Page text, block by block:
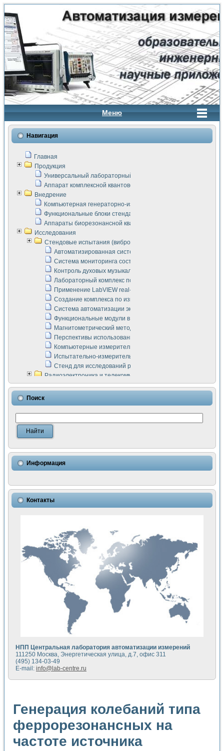
Меню
Навигация
Главная
Продукция
Универсальный лабораторный стенд "Сигнал-USB"
Аппарат комплексной квантовой терапии Интроскан
Внедрение
Компьютерная генераторно-измерительная система
Функциональные блоки стенда "Сигнал-USB"
Аппараты биорезонансной квантовой терапии серии СКАН
Исследования
Стендовые испытания (виброакустика, тензометрия и т.п.)
Автоматизированная система измерения параметров
Система мониторинга состояния тяговых
Контроль духовых музыкальных инструментов
Лабораторный комплекс по исследованию элементной
Применение LabVIEW real-time module для
Создание комплекса по измерению скорости подвижного
Система автоматизации экспериментальных
Функциональные модули в стандарте Nl SCXI для
Магнитометрический метод в дефектоскопии сварных
Перспективы использования машинного зрения в
Компьютерные измерительные системы для
Испытательно-измерительный комплекс аппаратуры для
Стенд для исследований рабочих процессов ДВС в
Радиоэлектроника и телекоммуникации
LabVIEW в расчетах радиолиний систем передачи данных
Аппаратно-программный комплекс для исследования
Виртуальный лабораторный стенд для исследования
Измерение шумовых параметров операционных
Измерительный преобразователь на основе цифровой
Использование NI LabVIEW для математического
Исследовние возможности создания измерителя ВАХ
Математическое моделирование генератора сигналов -
Применение осциллографического модуля с высоким
Симуляция отклика импульсного радиолокационного
Автоматизация формирования уравнений состояния для
Разработка автоматизированного стенда для измерения
Применение среды LabVIEW для построения картины
Портативная система для определения показателей
Использование LabVIEW для управления источником
Устройство для снятия вольт-амперных характеристик
Передовые научные технологии: нано-, фемто-,
Автоматизированная установка по измерению временных
Автоматизированный лабораторный комплекс на базе
Визуализация моделирования и оптимизации тепловой
Виртуальный прибор для исследования функциональных
Исследование возможности создания экономичного
Исследование кинетики движения макрочастиц в
Метод прогнозирования свойств дисперсных продуктов
Недорогая система управления сверхпроводящим
Применение технологий NI в курсе экспериментальной
Расчет переноса аэрозоля и выпадения осадка в
Применение NI VISION для геометрического анализа в
Система температурной стабилизации
Управление движением с помощью программно -
Определение параметров всплывающих газовых
Система управления асинхронным тиристорным
Поиск
Информация
Контакты
НПП Центральная лаборатория автоматизации измерений
111250 Москва, Энергетическая улица, д.7, офис 311
(495) 134-03-49
E-mail: info@lab-centre.ru
Генерация колебаний типа
феррорезонансных на
частоте источника